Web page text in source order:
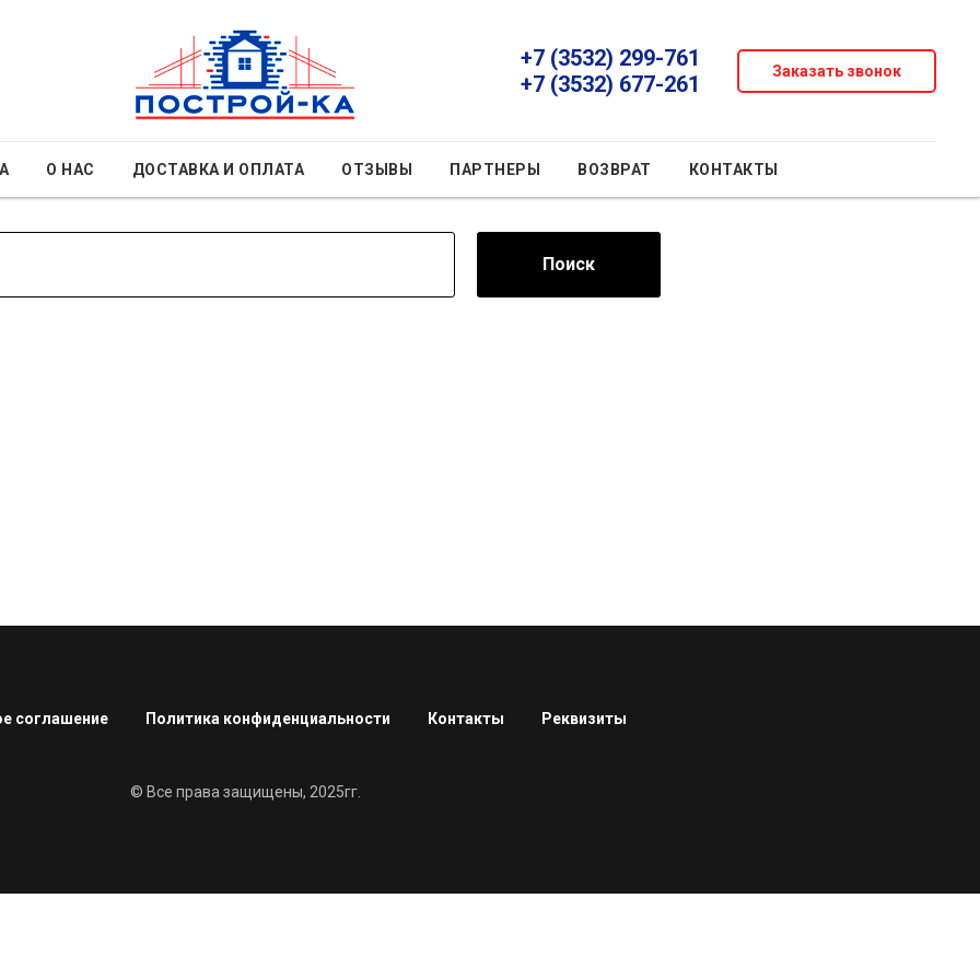
+7 (3532) 299-761
+7 (3532) 677-261
Заказать звонок
О НАС ДОСТАВКА И ОПЛАТА ОТЗЫВЫ ПАРТНЕРЫ ВОЗВРАТ КОНТАКТЫ
Поиск
соглашение Политика конфиденциальности Контакты Реквизиты
© Все права защищены, 2025гг.